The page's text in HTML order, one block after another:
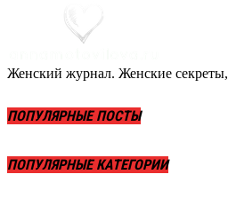
Женский журнал. Женские
ПОПУЛЯРНЫЕ ПОСТЫ
ПОПУЛЯРНЫЕ КАТЕГОРИИ